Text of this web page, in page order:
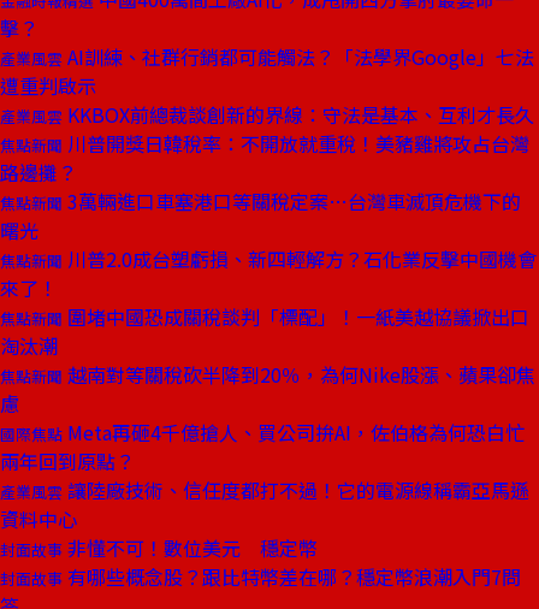
擊？
產業風雲 AI訓練、社群行銷都可能觸法？「法學界Google」七法
遭重判啟示
產業風雲 KKBOX前總裁談創新的界線：守法是基本、互利才長久
焦點新聞 川普開獎日韓稅率：不開放就重稅！美豬雞將攻占台灣
路邊攤？
焦點新聞 3萬輛進口車塞港口等關稅定案…台灣車滅頂危機下的
曙光
焦點新聞 川普2.0成台塑虧損、新四輕解方？石化業反擊中國機會
來了！
焦點新聞 圍堵中國恐成關稅談判「標配」！一紙美越協議掀出口
淘汰潮
焦點新聞 越南對等關稅砍半降到20％，為何Nike股漲、蘋果卻焦
慮
國際焦點 Meta再砸4千億搶人、買公司拚AI，佐伯格為何恐白忙
兩年回到原點？
產業風雲 讓陸廠技術、信任度都打不過！它的電源線稱霸亞馬遜
資料中心
封面故事 非懂不可！數位美元 穩定幣
封面故事 有哪些概念股？跟比特幣差在哪？穩定幣浪潮入門7問